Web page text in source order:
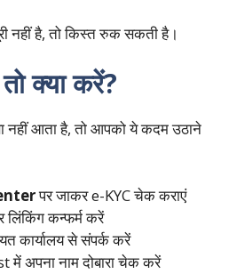
नहीं है, तो किस्त रुक सकती है।
क्या करें?
आता है, तो आपको ये कदम उठाने
पर जाकर e-KYC चेक कराएं
कन्फर्म करें
कार्यालय से संपर्क करें
अपना नाम दोबारा चेक करें